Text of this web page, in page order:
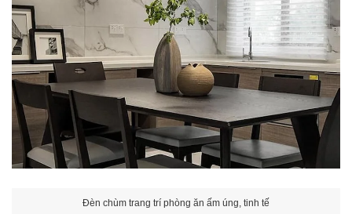
Đèn chùm trang trí phòng ăn ấm úng, tinh tế